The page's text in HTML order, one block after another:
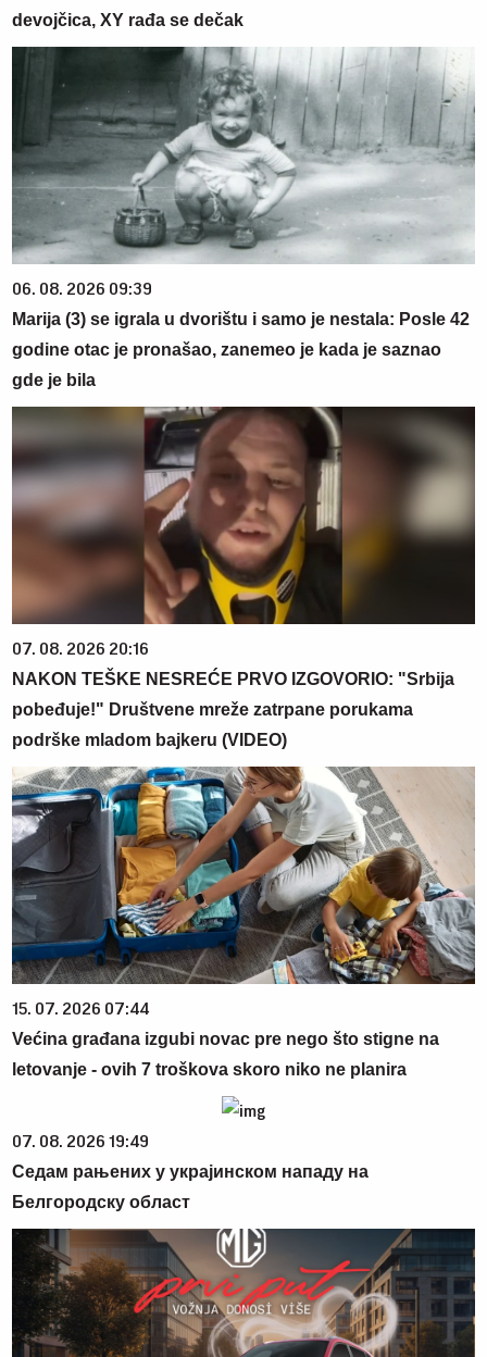
devojčica, XY rađa se dečak
06. 08. 2026 09:39
Marija (3) se igrala u dvorištu i samo je nestala: Posle 42
godine otac je pronašao, zanemeo je kada je saznao
gde je bila
07. 08. 2026 20:16
NAKON TEŠKE NESREĆE PRVO IZGOVORIO: "Srbija
pobeđuje!" Društvene mreže zatrpane porukama
podrške mladom bajkeru (VIDEO)
15. 07. 2026 07:44
Većina građana izgubi novac pre nego što stigne na
letovanje - ovih 7 troškova skoro niko ne planira
07. 08. 2026 19:49
Седам рањених у украјинском нападу на
Белгородску област